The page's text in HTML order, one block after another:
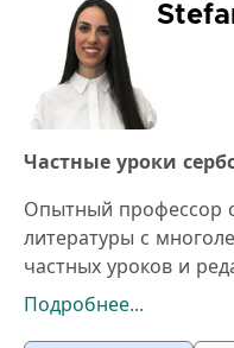
Частные уроки
Опытный профессор
литературы с
частных уроков и
Сложный материал, с
Подробнее...